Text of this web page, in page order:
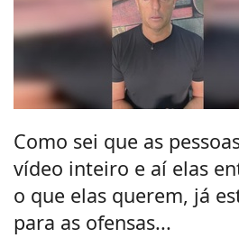
Como sei que as
vídeo inteiro e aí elas
o que elas querem, já
para as ofensas...